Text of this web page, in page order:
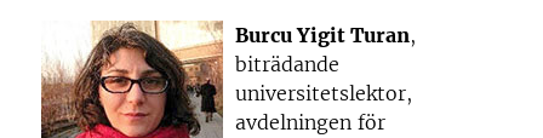
Burcu Yigit Turan,
biträdande
universitetslektor,
avdelningen för